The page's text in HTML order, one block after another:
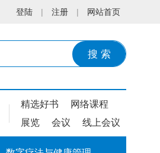
登陆 | 注册 | 网站首页
搜 索
精选好书 网络课程
展览 会议 线上会议